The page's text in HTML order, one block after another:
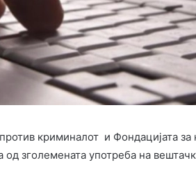
криминалот и Фондацијата за
од зголемената употреба на